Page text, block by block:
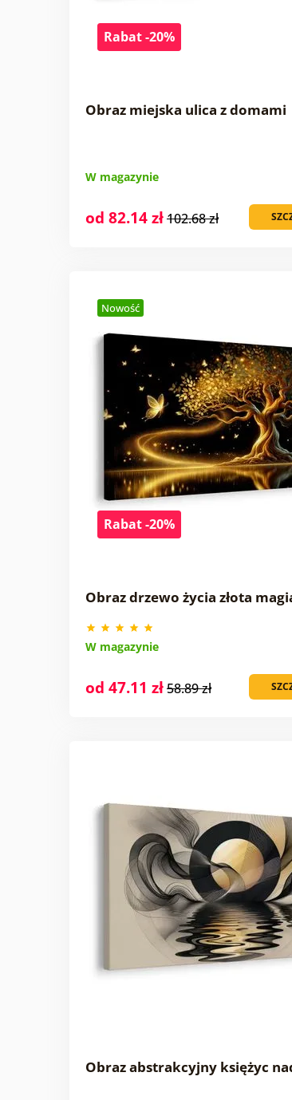
Rabat -20%
Obraz miejska ulica z domami
W magazynie
od 82.14 zł102.68 zł
Nowość
Rabat -20%
Obraz drzewo życia złota
W magazynie
od 47.11 zł58.89 zł
Obraz abstrakcyjny księżyc